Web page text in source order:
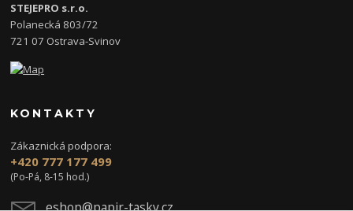
STEJEPRO s.r.o.
Polanecká 803/72
721 07 Ostrava-Svinov
KONTAKTY
Zákaznická podpora:
+420 777 177 499
(Po-Pá, 8-15 hod.)
eshop@papir-tasky.cz